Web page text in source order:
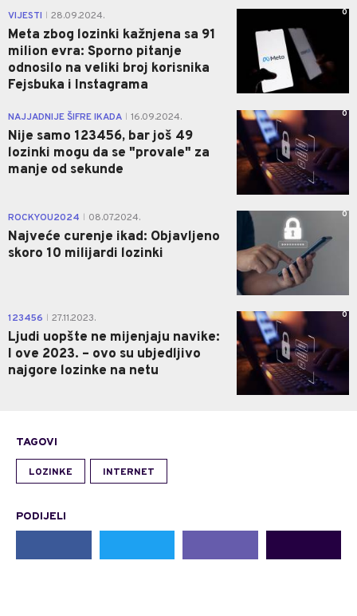
VIJESTI 28.09.2024.
Meta zbog lozinki kažnjena sa 91
milion evra: Sporno pitanje
odnosilo na veliki broj korisnika
Fejsbuka i Instagrama
0
NAJJADNIJE ŠIFRE IKADA 16.09.2024.
Nije samo 123456, bar još 49
lozinki mogu da se "provale" za
manje od sekunde
0
ROCKYOU2024 08.07.2024.
Najveće curenje ikad: Objavljeno
skoro 10 milijardi lozinki
0
123456 27.11.2023.
Ljudi uopšte ne mijenjaju navike:
I ove 2023. – ovo su ubjedljivo
najgore lozinke na netu
0
TAGOVI
LOZINKE INTERNET
PODIJELI